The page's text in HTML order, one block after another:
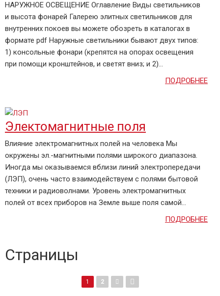
НАРУЖНОЕ ОСВЕЩЕНИЕ Оглавление Виды светильников
и высота фонарей Галерею элитных светильников для
внутренних покоев вы можете обозреть в каталогах в
формате pdf Наружные светильники бывают двух типов:
1) консольные фонари (крепятся на опорах освещения
при помощи кронштейнов, и светят вниз; и 2)...
ПОДРОБНЕЕ
Электомагнитные поля
Влияние электромагнитных полей на человека Мы
окружены эл.-магнитными полями широкого диапазона.
Иногда мы оказываемся вблизи линий электропередачи
(ЛЭП), очень часто взаимодействуем с полями бытовой
техники и радиоволнами. Уровень электромагнитных
полей от всех приборов на Земле выше поля самой...
ПОДРОБНЕЕ
Страницы
1 2